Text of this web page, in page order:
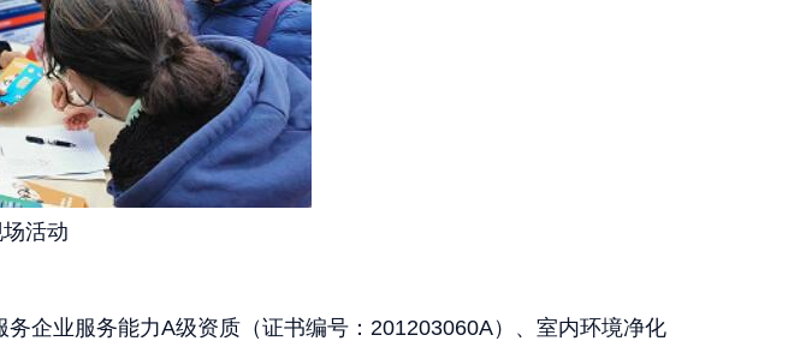
活动
业服务能力A级资质（证书编号：201203060A）、室内环境净化